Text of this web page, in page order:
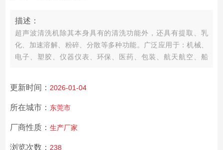
描述：
超声波清洗机除其本身具有的清洗功能外，还具有提取、乳
化、加速溶解、粉碎、分散等多种功能。广泛应用于：机械、
电子、塑胶、仪器仪表、环保、医药、包装、航天航空、船
清洁；珠宝、首饰、手表、贵重金属、宝石、硬币、眼镜等的
清洗。
更新时间： 2026-01-04
所在城市： 东莞市
厂商性质： 生产厂家
浏览次数： 238